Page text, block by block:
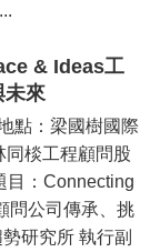
& Ideas工
未來
點：梁國樹國際
同棪工程顧問股
目：Connecting
問公司傳承、挑
研究所 執行副